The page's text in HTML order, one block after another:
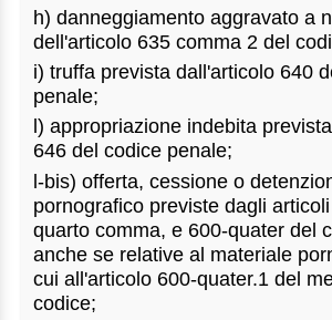
h) danneggiamento aggravato a
dell'articolo 635 comma 2 del
i) truffa prevista dall'articolo 640
penale;
l) appropriazione indebita
646 del codice penale;
l-bis) offerta, cessione o
pornografico previste dagli
quarto comma, e 600-quater del
anche se relative al materiale
cui all'articolo 600-quater.1 del
codice;